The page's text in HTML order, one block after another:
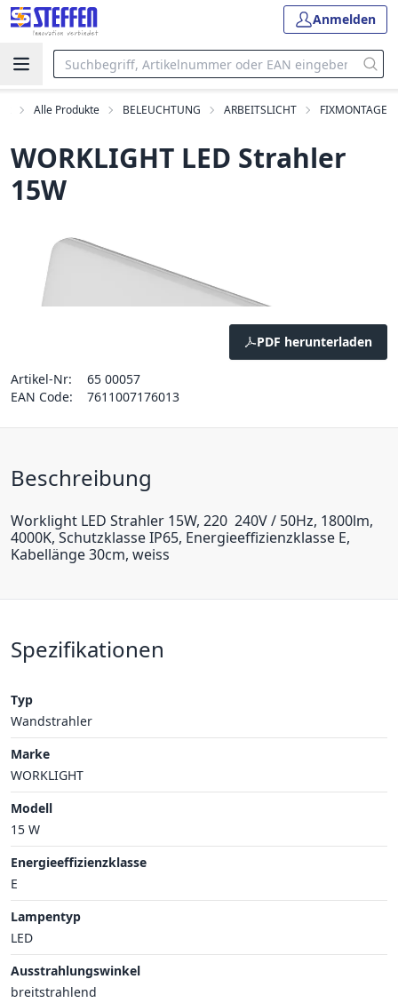
Anmelden
Alle Produkte BELEUCHTUNG ARBEITSLICHT FIXMONTAGE
WORKLIGHT LED Strahler
15W
PDF herunterladen
Artikel-Nr:
65 00057
EAN Code:
7611007176013
Beschreibung
Worklight LED Strahler 15W, 220  240V / 50Hz, 1800lm,
4000K, Schutzklasse IP65, Energieeffizienzklasse E,
Kabellänge 30cm, weiss
Spezifikationen
Typ
Wandstrahler
Marke
WORKLIGHT
Modell
15 W
Energieeffizienzklasse
E
Lampentyp
LED
Ausstrahlungswinkel
breitstrahlend